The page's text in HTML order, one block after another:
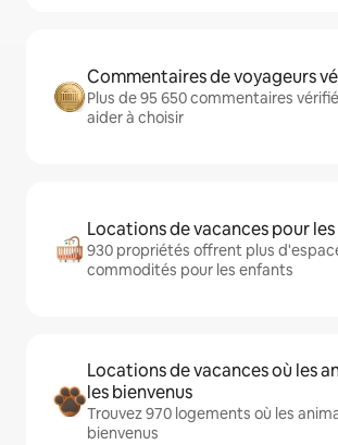
Commentaires de voyageurs
Plus de 95 650 commentaires
aider à choisir
Locations de vacances pour
930 propriétés offrent plus
commodités pour les enfants
Locations de vacances où les
les bienvenus
Trouvez 970 logements où les
bienvenus